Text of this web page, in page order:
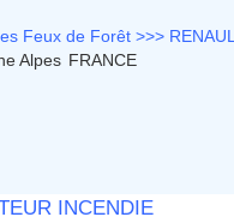
Feux de Forêt >>>
Alpes FRANCE
INCENDIE